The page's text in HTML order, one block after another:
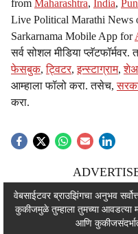
from Maharashtra, India,
Live Political Marathi News
Sarkarnama Mobile App for
सर्व सोशल मीडिया प्लॅटफॉर्मवर.
फेसबुक,ट्विटर,इन्स्टाग्राम,
आम्हाला फॉलो करा. तसेच,
करा.
वेबसाईटवर ब्राउझिंगचा अनुभव
कुकीजमुळे तुम्हाला तुमच्या
आणि